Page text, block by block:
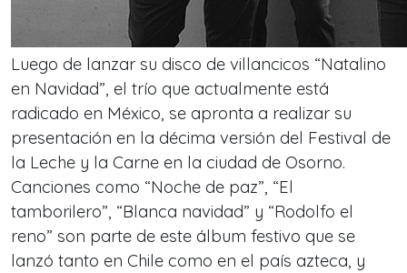
Luego de lanzar su disco de villancicos “Natalino
en Navidad”, el trío que actualmente está
radicado en México, se apronta a realizar su
presentación en la décima versión del Festival de
la Leche y la Carne en la ciudad de Osorno.
Canciones como “Noche de paz”, “El
tamborilero”, “Blanca navidad” y “Rodolfo el
reno” son parte de este álbum festivo que se
lanzó tanto en Chile como en el país azteca, y